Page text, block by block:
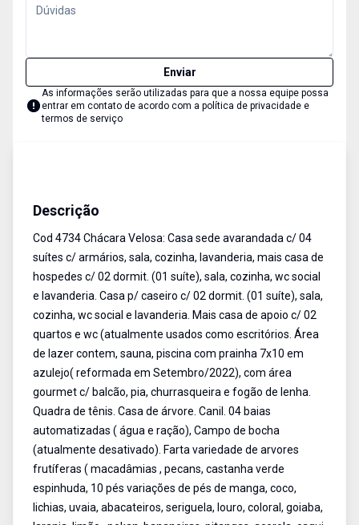
Enviar
As informações serão utilizadas para que a nossa equipe possa
entrar em contato de acordo com a política de privacidade e
termos de serviço
Descrição
Cod 4734 Chácara Velosa: Casa sede avarandada c/ 04
suítes c/ armários, sala, cozinha, lavanderia, mais casa de
hospedes c/ 02 dormit. (01 suíte), sala, cozinha, wc social
e lavanderia. Casa p/ caseiro c/ 02 dormit. (01 suíte), sala,
cozinha, wc social e lavanderia. Mais casa de apoio c/ 02
quartos e wc (atualmente usados como escritórios. Área
de lazer contem, sauna, piscina com prainha 7x10 em
azulejo( reformada em Setembro/2022), com área
gourmet c/ balcão, pia, churrasqueira e fogão de lenha.
Quadra de tênis. Casa de árvore. Canil. 04 baias
automatizadas ( água e ração), Campo de bocha
(atualmente desativado). Farta variedade de arvores
frutíferas ( macadâmias , pecans, castanha verde
espinhuda, 10 pés variações de pés de manga, coco,
lichias, uvaia, abacateiros, seriguela, louro, coloral, goiaba,